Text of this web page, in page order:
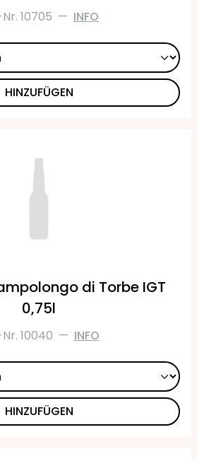
10705 — INFO
HINZUFÜGEN
di Torbe IGT
0,75l
10040 — INFO
HINZUFÜGEN